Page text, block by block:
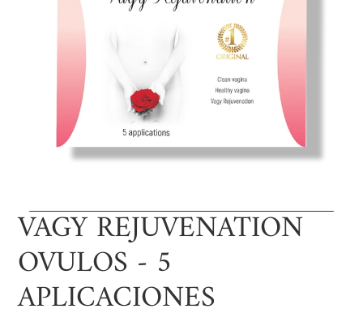
VAGY REJUVENATION
OVULOS - 5
APLICACIONES